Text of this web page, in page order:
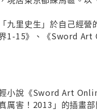
九里史生」於自己經營
1-15》、《Sword Art
小說《Sword Art
厲害！2013」的插畫